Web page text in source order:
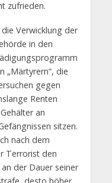
zufrieden.
Verwicklung der
in den
„Märtyrern“, die
gegen
Renten
an
sitzen.
nach dem
Terrorist den
der Dauer seiner